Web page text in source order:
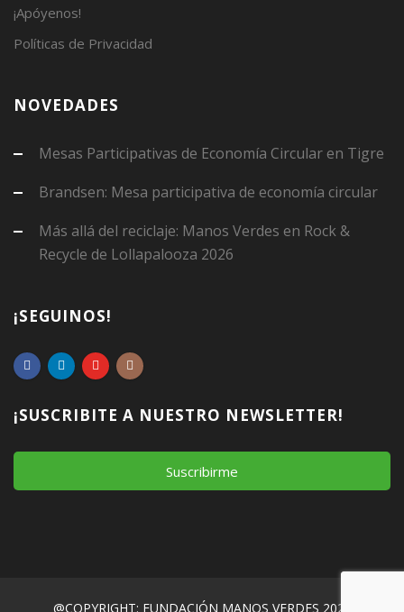
¡Apóyenos!
Políticas de Privacidad
NOVEDADES
Mesas Participativas de Economía Circular en Tigre
Brandsen: Mesa participativa de economía circular
Más allá del reciclaje: Manos Verdes en Rock &
Recycle de Lollapalooza 2026
¡SEGUINOS!
¡SUSCRIBITE A NUESTRO NEWSLETTER!
Suscribirme
@COPYRIGHT: FUNDACIÓN MANOS VERDES 2026